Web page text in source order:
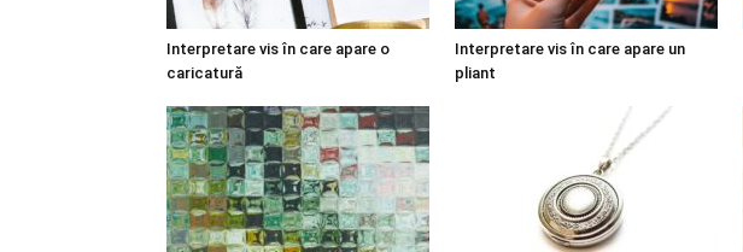
Interpretare vis în care apare o
caricatură
Interpretare vis în care apare un
pliant